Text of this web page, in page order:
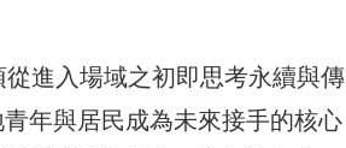
進入場域之初即思考永續與傳
年與居民成為未來接手的核心